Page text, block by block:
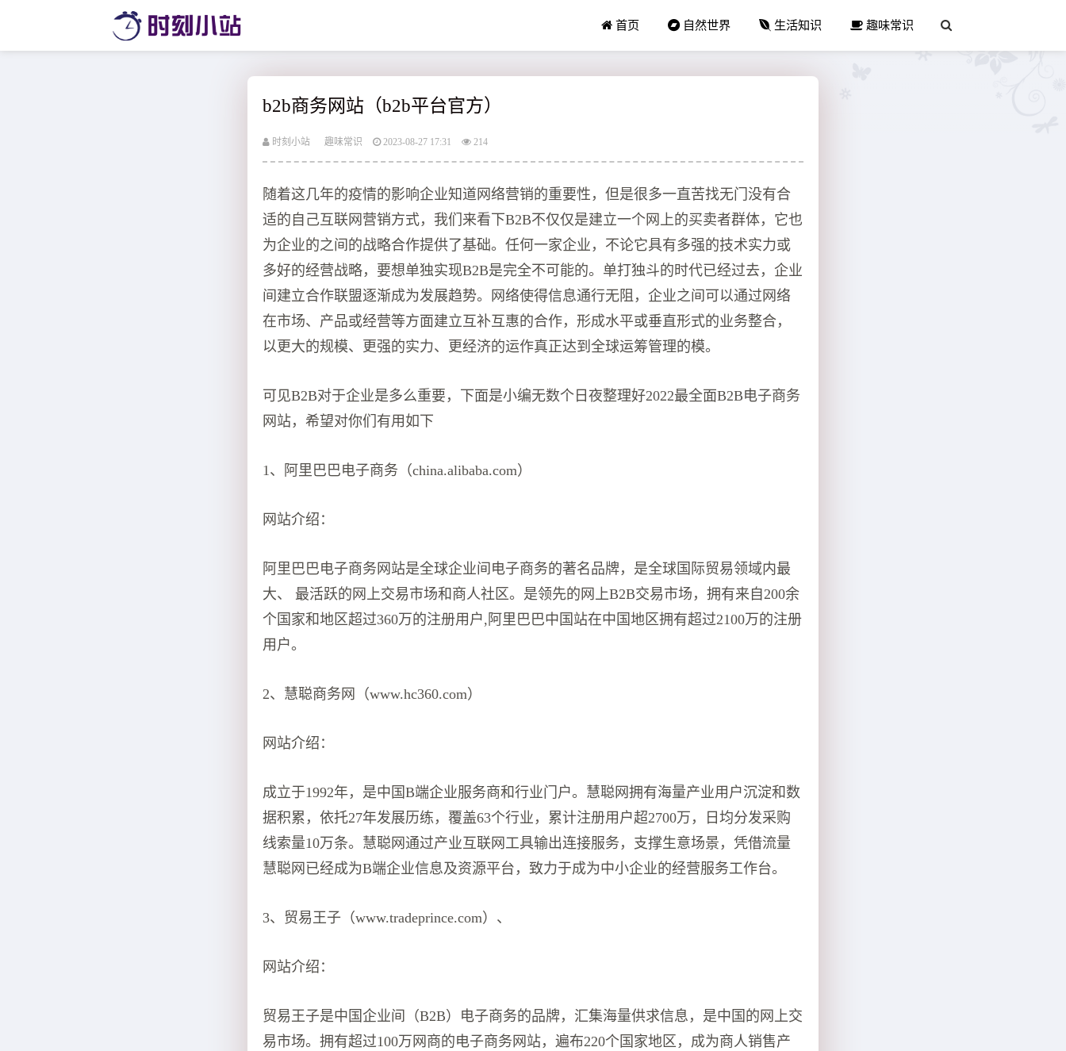
首页 自然世界 生活知识 趣味常识
b2b商务网站（b2b平台官方）
时刻小站 趣味常识 2023-08-27 17:31 214
随着这几年的疫情的影响企业知道网络营销的重要性，但是很多一直苦找无门没有合
适的自己互联网营销方式，我们来看下B2B不仅仅是建立一个网上的买卖者群体，它也
为企业的之间的战略合作提供了基础。任何一家企业，不论它具有多强的技术实力或
多好的经营战略，要想单独实现B2B是完全不可能的。单打独斗的时代已经过去，企业
间建立合作联盟逐渐成为发展趋势。网络使得信息通行无阻，企业之间可以通过网络
在市场、产品或经营等方面建立互补互惠的合作，形成水平或垂直形式的业务整合，
以更大的规模、更强的实力、更经济的运作真正达到全球运筹管理的模。
可见B2B对于企业是多么重要，下面是小编无数个日夜整理好2022最全面B2B电子商务
网站，希望对你们有用如下
1、阿里巴巴电子商务（china.alibaba.com）
网站介绍：
阿里巴巴电子商务网站是全球企业间电子商务的著名品牌，是全球国际贸易领域内最
大、 最活跃的网上交易市场和商人社区。是领先的网上B2B交易市场，拥有来自200余
个国家和地区超过360万的注册用户,阿里巴巴中国站在中国地区拥有超过2100万的注册
用户。
2、慧聪商务网（www.hc360.com）
网站介绍：
成立于1992年，是中国B端企业服务商和行业门户。慧聪网拥有海量产业用户沉淀和数
据积累，依托27年发展历练，覆盖63个行业，累计注册用户超2700万，日均分发采购
线索量10万条。慧聪网通过产业互联网工具输出连接服务，支撑生意场景，凭借流量
慧聪网已经成为B端企业信息及资源平台，致力于成为中小企业的经营服务工作台。
3、贸易王子（www.tradeprince.com）、
网站介绍：
贸易王子是中国企业间（B2B）电子商务的品牌，汇集海量供求信息，是中国的网上交
易市场。拥有超过100万网商的电子商务网站，遍布220个国家地区，成为商人销售产